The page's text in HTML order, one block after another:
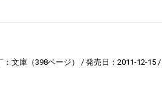
：文庫（398ページ） 発売日：2011-12-15